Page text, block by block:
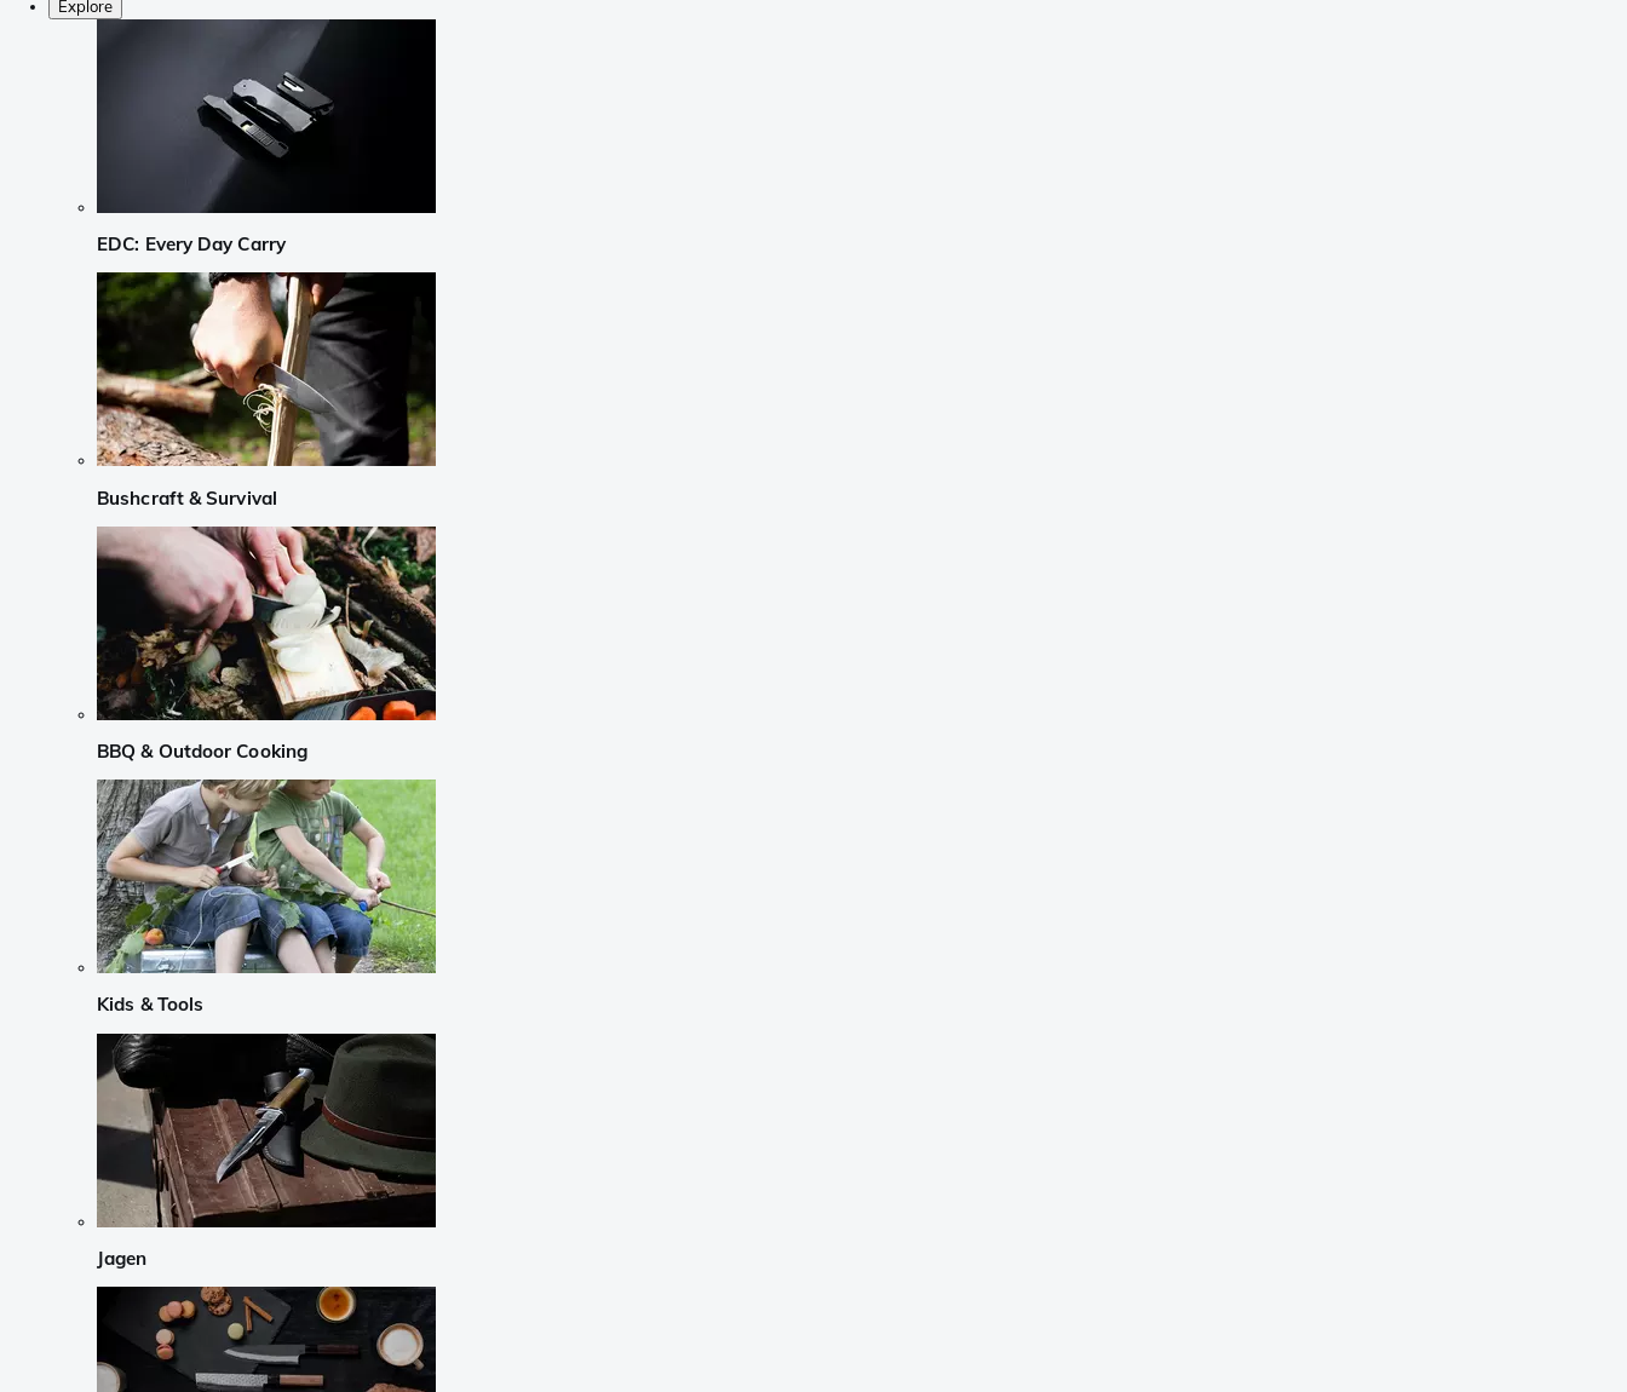
Explore
EDC: Every Day Carry
Bushcraft & Survival
BBQ & Outdoor Cooking
Kids & Tools
Jagen